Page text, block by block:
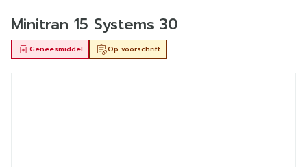
Minitran 15 Systems 30
Op voorschrift
Geneesmiddel